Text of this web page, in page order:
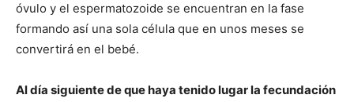
óvulo y el espermatozoide se encuentran en la fase
formando así una sola célula que en unos meses se
convertirá en el bebé.
Al día siguiente de que haya tenido lugar la fecundación